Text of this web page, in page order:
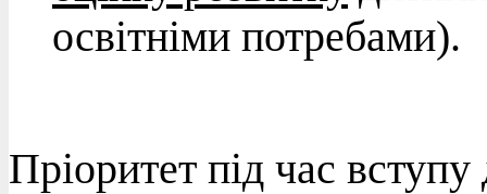
освітніми потребами).
Пріоритет під час